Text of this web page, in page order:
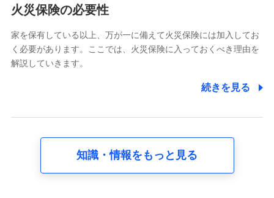
電話対応の品質向上およびお問合せ内容の正確な把握のため
6.採用応募者の個人情報
採用選考および入社手続を実施するため
8.取引先個人情報
取引先としての選定業務、営業情報の提供業務、契約締結手
火災保険の必要性
家を保有している以上、万が一に備えて火災保険には加入してお
く必要があります。ここでは、火災保険に入っておくべき理由を
解説していきます。
続きを見る
知識・情報をもっと見る